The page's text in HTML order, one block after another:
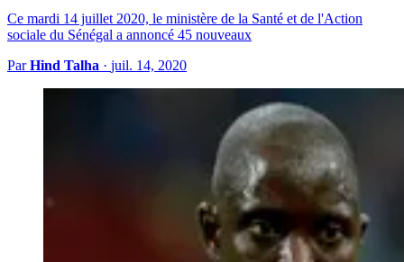
Ce mardi 14 juillet 2020, le ministère de la Santé et de l'Action
sociale du Sénégal a annoncé 45 nouveaux
ParHind Talha · juil. 14, 2020